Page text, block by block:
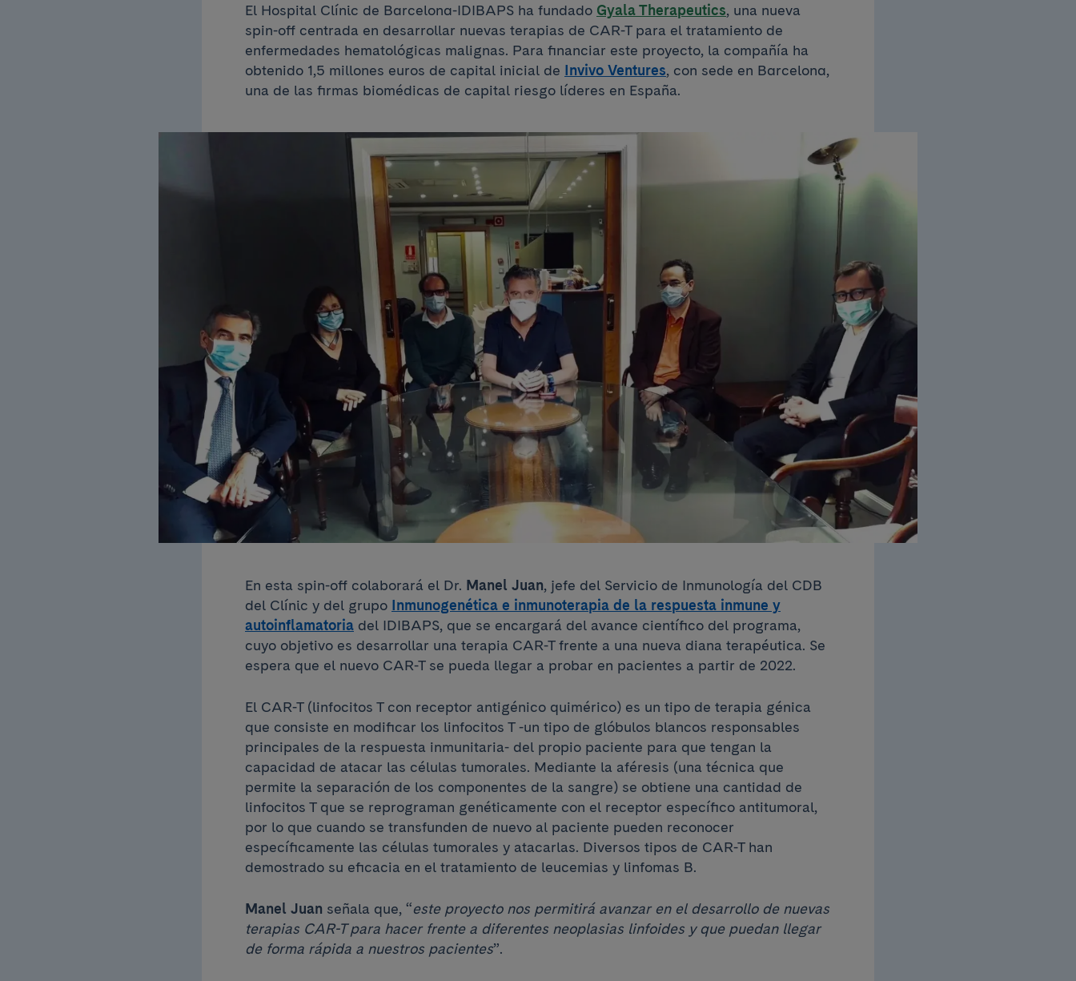
El Hospital Clínic de Barcelona-IDIBAPS ​​ha fundado Gyala Therapeutics, una nueva
spin-off centrada en desarrollar nuevas terapias de CAR-T para el tratamiento de
enfermedades hematológicas malignas. Para financiar este proyecto, la compañía ha
obtenido 1,5 millones euros de capital inicial de Invivo Ventures, con sede en Barcelona,
​​una de las firmas biomédicas de capital riesgo líderes en España.
En esta spin-off colaborará el Dr. Manel Juan, jefe del Servicio de Inmunología del CDB
del Clínic y del grupo Inmunogenética e inmunoterapia de la respuesta inmune y
autoinflamatoria del IDIBAPS, que se encargará del avance científico del programa,
cuyo objetivo es desarrollar una terapia CAR-T frente a una nueva diana terapéutica. Se
espera que el nuevo CAR-T se pueda llegar a probar en pacientes a partir de 2022.
El CAR-T (linfocitos T con receptor antigénico quimérico) es un tipo de terapia génica
que consiste en modificar los linfocitos T -un tipo de glóbulos blancos responsables
principales de la respuesta inmunitaria- del propio paciente para que tengan la
capacidad de atacar las células tumorales. Mediante la aféresis (una técnica que
permite la separación de los componentes de la sangre) se obtiene una cantidad de
linfocitos T que se reprograman genéticamente con el receptor específico antitumoral,
por lo que cuando se transfunden de nuevo al paciente pueden reconocer
específicamente las células tumorales y atacarlas. Diversos tipos de CAR-T han
demostrado su eficacia en el tratamiento de leucemias y linfomas B.
Manel Juan señala que, “este proyecto nos permitirá avanzar en el desarrollo de nuevas
terapias CAR-T para hacer frente a diferentes neoplasias linfoides y que puedan llegar
de forma rápida a nuestros pacientes”.